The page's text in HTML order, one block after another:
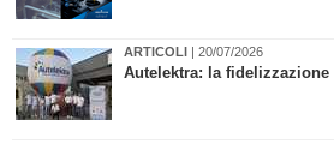
ARTICOLI | 20/07/2026
Autelektra: la